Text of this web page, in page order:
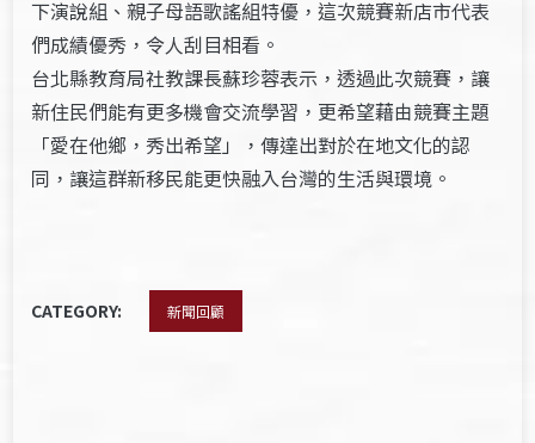
下演說組、親子母語歌謠組特優，這次競賽新店市代表
們成績優秀，令人刮目相看。
台北縣教育局社教課長蘇珍蓉表示，透過此次競賽，讓
新住民們能有更多機會交流學習，更希望藉由競賽主題
「愛在他鄉，秀出希望」，傳達出對於在地文化的認
同，讓這群新移民能更快融入台灣的生活與環境。
CATEGORY: 新聞回顧